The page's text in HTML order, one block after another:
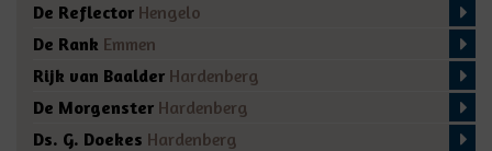
De Reflector Hengelo
De Rank Emmen
Rijk van Baalder Hardenberg
De Morgenster Hardenberg
Ds. G. Doekes Hardenberg